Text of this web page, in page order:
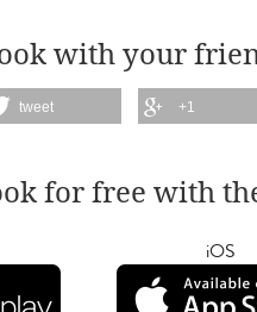
with your
tweet +1
for free with
iOS